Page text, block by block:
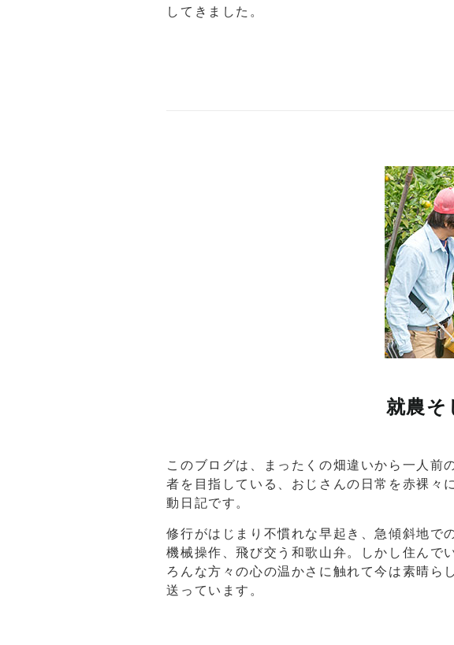
してきました。
就農そ
このブログは、まったくの畑違いから一人前
者を目指している、おじさんの日常を赤裸々
動日記です。
修行がはじまり不慣れな早起き、急傾斜地で
機械操作、飛び交う和歌山弁。しかし住んで
ろんな方々の心の温かさに触れて今は素晴ら
送っています。